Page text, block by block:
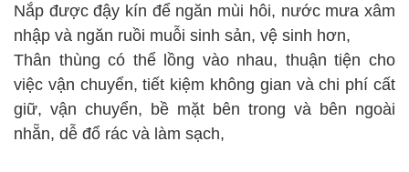
Nắp được đậy kín để ngăn mùi hôi, nước mưa xâm
nhập và ngăn ruồi muỗi sinh sản, vệ sinh hơn,
Thân thùng có thể lồng vào nhau, thuận tiện cho
việc vận chuyển, tiết kiệm không gian và chi phí cất
giữ, vận chuyển, bề mặt bên trong và bên ngoài
nhẵn, dễ đổ rác và làm sạch,